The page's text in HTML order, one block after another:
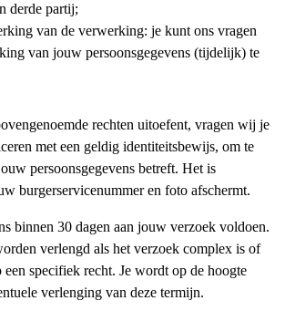
derde partij;
van de verwerking: je kunt ons vragen
van jouw persoonsgegevens (tijdelijk) te
rechten uitoefent, vragen wij je
met een geldig identiteitsbewijs, om te
persoonsgegevens betreft. Het is
burgerservicenummer en foto afschermt.
binnen 30 dagen aan jouw verzoek voldoen.
verlengd als het verzoek complex is of
specifiek recht. Je wordt op de hoogte
verlenging van deze termijn.